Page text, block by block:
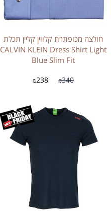
חולצה מכופתרת קלווין קליין תכלת
CALVIN KLEIN Dress Shirt Light
Blue Slim Fit
₪340
₪238